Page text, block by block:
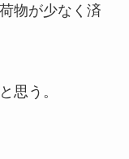
物が少なく済
思う。